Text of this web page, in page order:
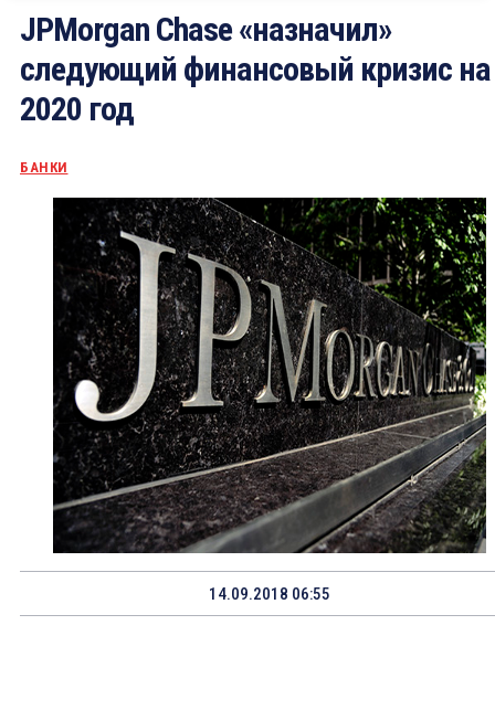
JPMorgan Chase «назначил»
следующий финансовый кризис на
2020 год
БАНКИ
14.09.2018 06:55